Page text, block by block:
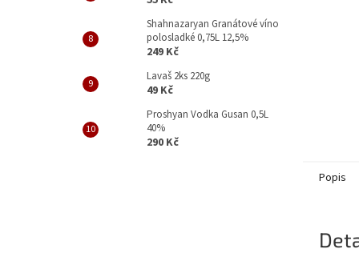
Shahnazaryan Granátové víno
polosladké 0,75L 12,5%
249 Kč
Lavaš 2ks 220g
49 Kč
Proshyan Vodka Gusan 0,5L
40%
290 Kč
Popis